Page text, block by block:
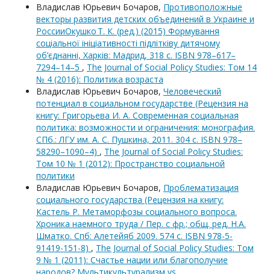
Владислав Юрьевич Бочаров, Противоположные
векторы развития детских объединений в Украине и
РоссииОкушко Т. К. (ред.) (2015) Формування
соціальної ініціативності підлітківу дитячому
об’єднанні, Харків: Мадрид, 318 с. ISBN 978–617–
7294–14–5 , The Journal of Social Policy Studies: Том 14
№ 4 (2016): Политика возраста
Владислав Юрьевич Бочаров, Человеческий
потенциал в социальном государстве (Рецензия на
книгу: Григорьева И. А. Современная социальная
политика: возможности и ограничения: монография.
СПб.: ЛГУ им. А. С. Пушкина, 2011. 304 с. ISBN 978–
58290–1090–4) , The Journal of Social Policy Studies:
Том 10 № 1 (2012): Пространство социальной
политики
Владислав Юрьевич Бочаров, Проблематизация
социального государства (Рецензия на книгу:
Кастель Р. Метаморфозы социального вопроса.
Хроника наемного труда / Пер. с фр.; общ. ред. Н.А.
Шматко. Спб: Алетейяб 2009. 574 с. ISBN 978-5-
91419-151-8) , The Journal of Social Policy Studies: Том
9 № 1 (2011): Счастье нации или благополучие